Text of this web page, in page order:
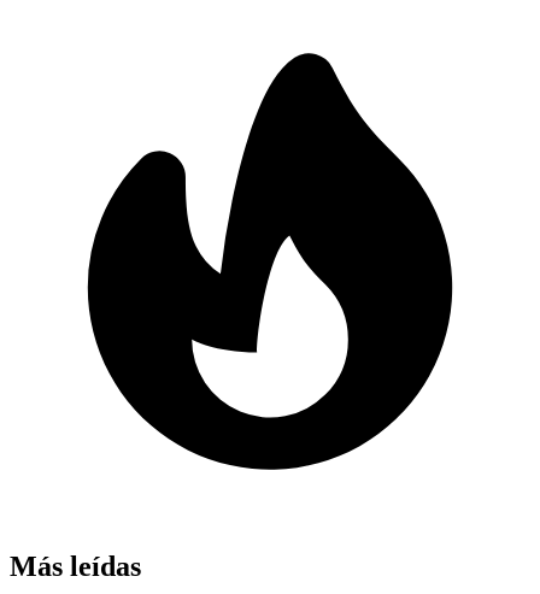
Más leídas